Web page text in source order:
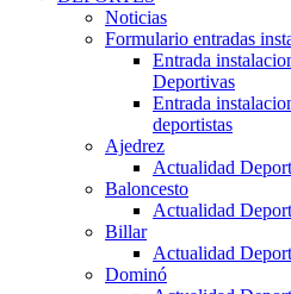
Noticias
Formulario entradas
Entrada
Deportivas
Entrada
deportistas
Ajedrez
Actualidad
Baloncesto
Actualidad
Billar
Actualidad
Dominó